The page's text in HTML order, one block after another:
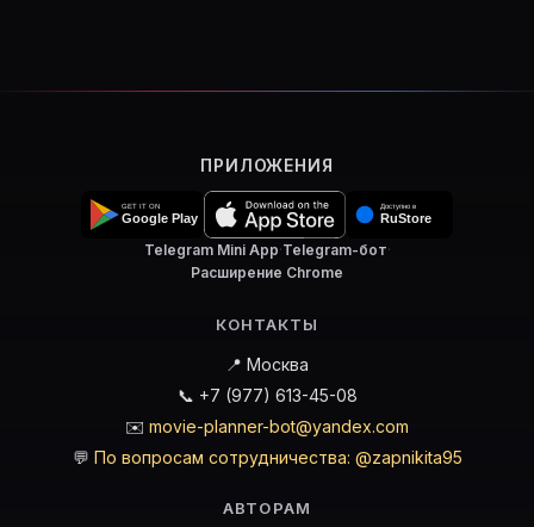
ПРИЛОЖЕНИЯ
Telegram Mini App·Telegram-бот·
Расширение Chrome
КОНТАКТЫ
📍 Москва
📞 +7 (977) 613-45-08
✉️ movie-planner-bot@yandex.com
💬 По вопросам сотрудничества: @zapnikita95
АВТОРАМ